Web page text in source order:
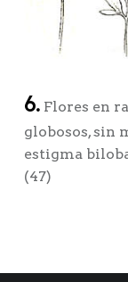
6.Flores en
globosos, sin
estigma
(47)